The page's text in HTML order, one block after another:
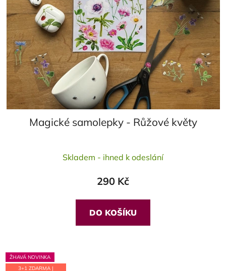
Magické samolepky - Růžové květy
hodnocení
je
5,0
z
5
Skladem - ihned k odeslání
290 Kč
DO KOŠÍKU
ŽHAVÁ NOVINKA
3+1 ZDARMA |